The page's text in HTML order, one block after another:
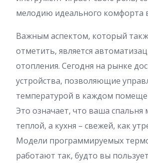
мелодию идеального комфорта
Важным аспектом, который
отметить, является
отопления. Сегодня на рынке
устройства, позволяющие
температурой в каждом
Это означает, что ваша
теплой, а кухня – свежей, как
Модели программируемых
работают так, будто вы